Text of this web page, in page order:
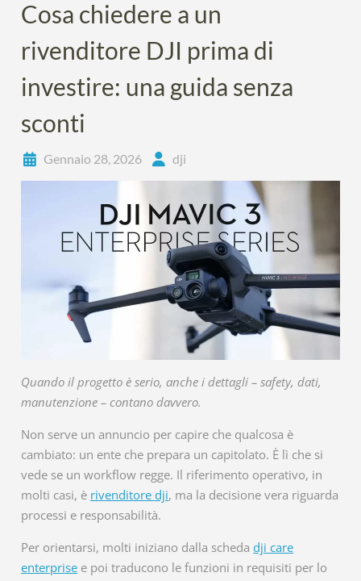
Cosa chiedere a un
rivenditore DJI prima di
investire: una guida senza
sconti
Gennaio 28, 2026 dji
Quando il progetto è serio, anche i dettagli – safety, dati,
manutenzione – contano davvero.
Non serve un annuncio per capire che qualcosa è
cambiato: un ente che prepara un capitolato. È lì che si
vede se un workflow regge. Il riferimento operativo, in
molti casi, è rivenditore dji, ma la decisione vera riguarda
processi e responsabilità.
Per orientarsi, molti iniziano dalla schedadji care
enterprise e poi traducono le funzioni in requisiti per lo